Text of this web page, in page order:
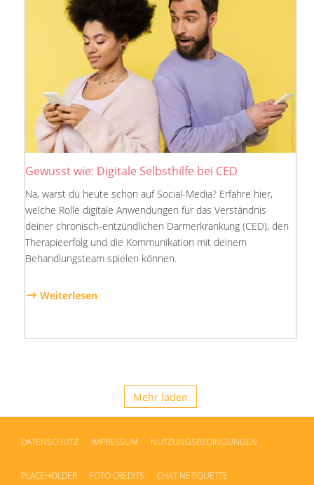
Gewusst wie: Digitale Selbsthilfe bei CED
Na, warst du heute schon auf Social-Media? Erfahre hier,
welche Rolle digitale Anwendungen für das Verständnis
deiner chronisch-entzündlichen Darmerkrankung (CED), den
Therapieerfolg und die Kommunikation mit deinem
Behandlungsteam spielen können.
Weiterlesen
Mehr laden
DATENSCHUTZ IMPRESSUM NUTZUNGSBEDINGUNGEN
PLACEHOLDER FOTO CREDITS CHAT NETIQUETTE